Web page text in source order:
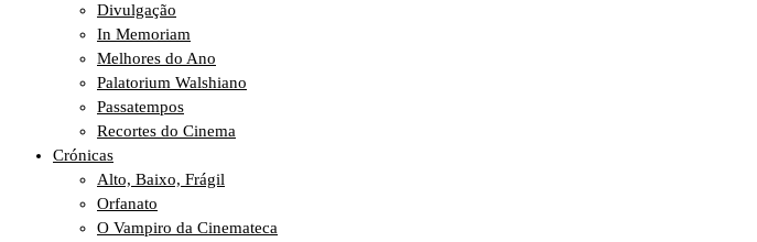
Divulgação
In Memoriam
Melhores do Ano
Palatorium Walshiano
Passatempos
Recortes do Cinema
Crónicas
Alto, Baixo, Frágil
Orfanato
O Vampiro da Cinemateca